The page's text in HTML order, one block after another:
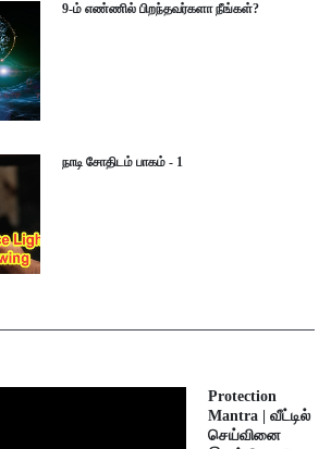
9-ம் எண்ணில் பிறந்தவர்களா நீங்கள்?
நாடி சோதிடம் பாகம் - 1
Protection
Mantra | வீட்டில்
செய்வினை